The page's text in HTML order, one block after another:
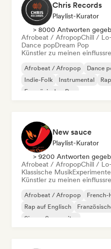
Chris Records
Playlist-Kurator
> 8000 Antworten
Afrobeat / AfropopChill /
Dance popDream Pop
Künstler zu meinen
Afrobeat / Afropop Dance
Indie-Folk
Instrumental
Französischer Rap
New sauce
Playlist-Kurator
> 9200 Antworten
Afrobeat / AfropopChill /
Klassische Musik
Künstler zu meinen
Afrobeat / Afropop French-
Rap auf Englisch
Singer-Songwriter